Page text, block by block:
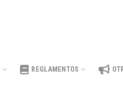
REGLAMENTOS